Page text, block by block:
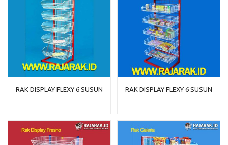
RAK DISPLAY FLEXY 6 SUSUN RAK DISPLAY FLEXY 6 SUSUN